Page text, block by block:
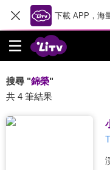
下載 APP，海
搜尋 "錦榮"
共 4 筆結果